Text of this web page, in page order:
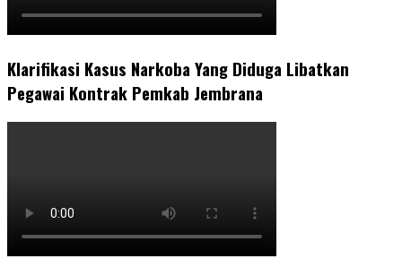
Klarifikasi Kasus Narkoba Yang Diduga Libatkan
Pegawai Kontrak Pemkab Jembrana